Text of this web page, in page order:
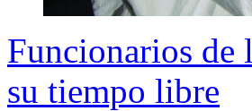
Funcionarios de
su tiempo libre